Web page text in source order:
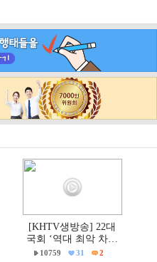
[KHTV생방송] 22대
국회 ‘역대 최악 차별
금지법’ 반대 거룩한방
10759 31 2